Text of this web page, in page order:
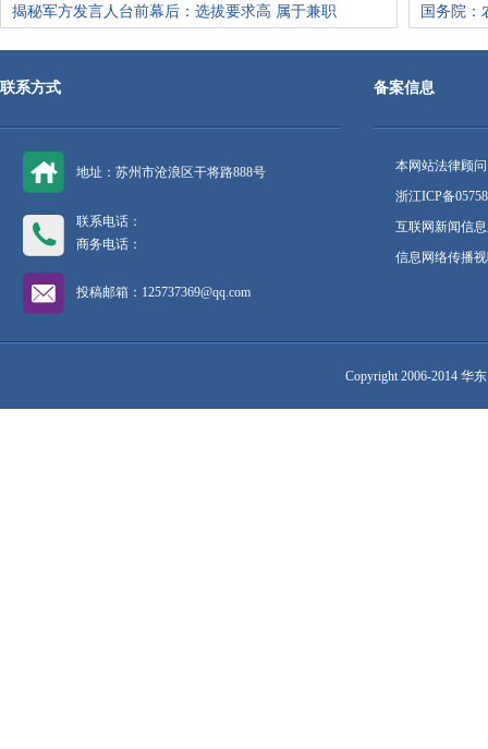
揭秘军方发言人台前幕后：选拔要求高 属于兼职
国务院：
联系方式
地址：苏州市沧浪区干将路888号
联系电话：
商务电话：
投稿邮箱：125737369@qq.com
备案信息
本网站法律顾
浙江ICP备
互联网新闻信
信息网络传播
Copyright 2006-2014 华